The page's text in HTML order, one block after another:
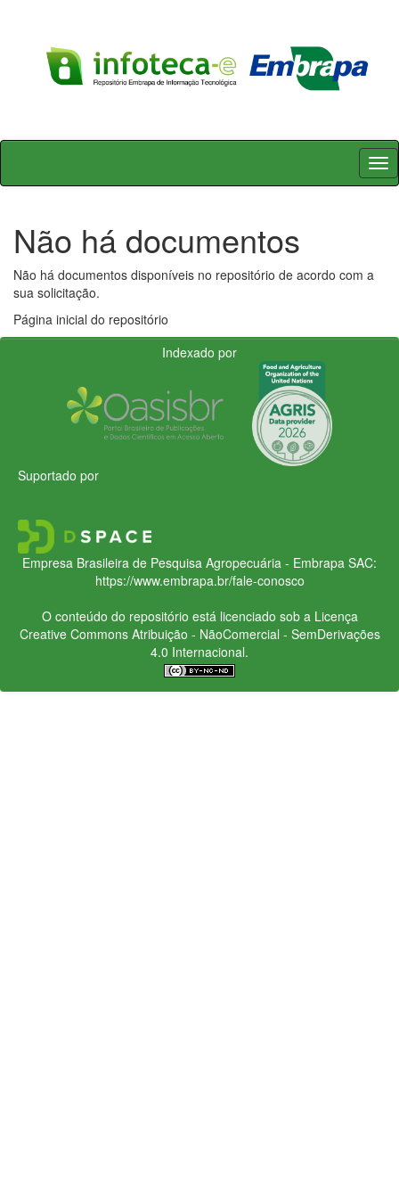
Skip
Não há documentos
Não há documentos disponíveis no repositório de acordo com a
sua solicitação.
Página inicial do repositório
Indexado por
Suportado por
Empresa Brasileira de Pesquisa Agropecuária - Embrapa SAC:
https://www.embrapa.br/fale-conosco
O conteúdo do repositório está licenciado sob a Licença
Creative CommonsAtribuição - NãoComercial - SemDerivações
4.0 Internacional.